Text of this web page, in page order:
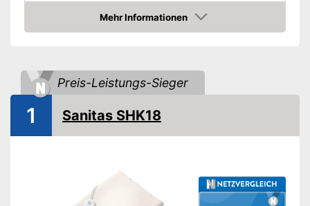
Material Unterseite
Leistung
Vorwärmzeit
Eigenschaften
Schalter abnehmbar
Waschbar
Funktionsanzeige
Mehr Informationen
Amazon
Preis-Leistungs-Sieger
1 Sanitas SHK18